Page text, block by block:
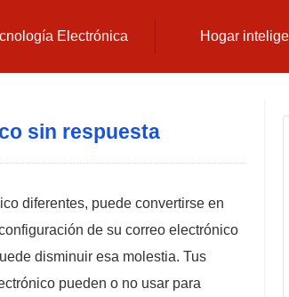
Electrónica Hogar
sin respuesta
diferentes, puede convertirse en
de su correo electrónico
disminuir esa molestia. Tus
pueden o no usar para